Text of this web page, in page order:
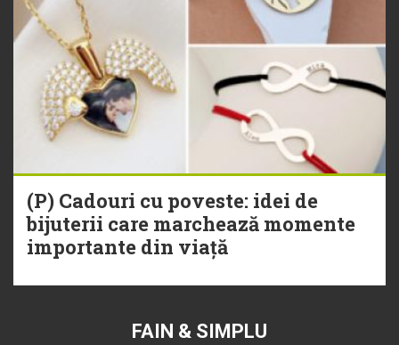
(P) Cadouri cu poveste: idei de
bijuterii care marchează momente
importante din viață
FAIN & SIMPLU